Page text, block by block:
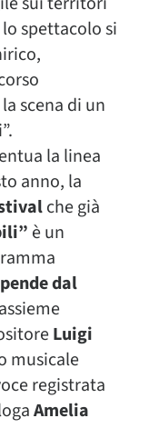
spettacolo si
scena di un
la linea
anno, la
che già
è un
dal
Luigi
musicale
registrata
Amelia